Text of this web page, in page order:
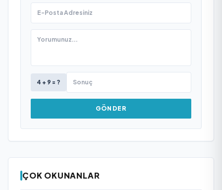
4 + 9 = ?
GÖNDER
ÇOK OKUNANLAR